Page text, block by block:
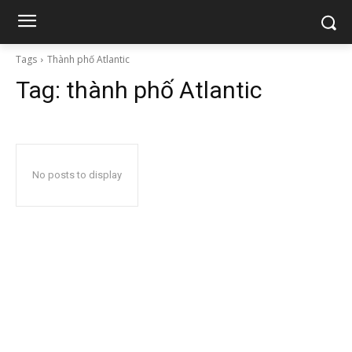
Tags Thành phố Atlantic
Tag: thành phố Atlantic
No posts to display